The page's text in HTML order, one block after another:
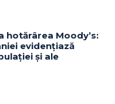
hotărârea Moody’s:
evidențiază
și ale